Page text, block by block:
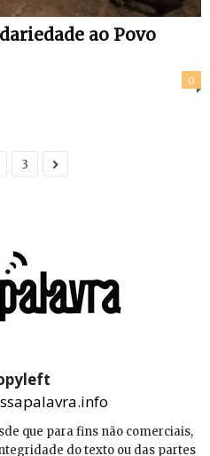
ao Povo
0
3
que para fins não comerciais,
do texto ou das partes